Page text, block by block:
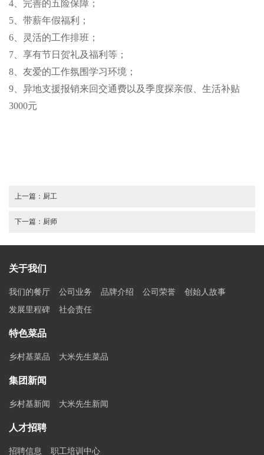
4、完善的五险保障；
5、带薪年假福利；
6、灵活的工作排班；
7、享有节日贺礼及福利等；
8、友爱的工作氛围学习环境；
9、异地支援报销来回交通费以及季度探亲假、生活补贴
3000元
上一篇： 厨工
下一篇： 厨师
关于我们
我们的餐厅 公司业务 品牌介绍 公司荣誉
创始人故事
发展里程碑
社会责任
特色菜品
乡村基菜品 大米先生菜品
集团新闻
乡村基新闻 大米先生新闻
人才招聘
招聘信息 职工培训中心